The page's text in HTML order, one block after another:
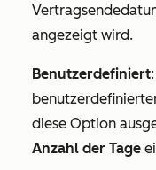
angezeigt wird.
Benutzerdefiniert
diese Option
Anzahl der Tage